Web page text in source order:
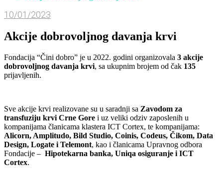
10/01/2023
Akcije dobrovoljnog davanja krvi
Fondacija “Čini dobro” je u 2022. godini organizovala 3 akcije
dobrovoljnog davanja krvi, sa ukupnim brojem od čak 135
prijavljenih.
Sve akcije krvi realizovane su u saradnji sa Zavodom za
transfuziju krvi Crne Gore i uz veliki odziv zaposlenih u
kompanijama članicama klastera ICT Cortex, te kompanijama:
Alicorn, Amplitudo, Bild Studio, Coinis, Codeus, Čikom, Data
Design, Logate i Telemont, kao i članicama Upravnog odbora
Fondacije – Hipotekarna banka, Uniqa osiguranje i ICT
Cortex.